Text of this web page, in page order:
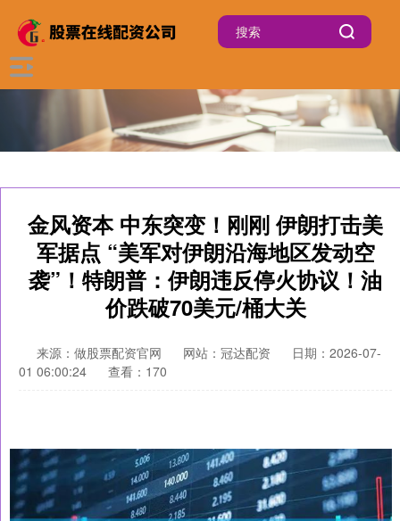
金风资本 中东突变！刚刚 伊朗打击美
军据点 “美军对伊朗沿海地区发动空
袭”！特朗普：伊朗违反停火协议！油
价跌破70美元/桶大关
来源：做股票配资官网 网站：冠达配资
日期：2026-07-
01 06:00:24
查看：170